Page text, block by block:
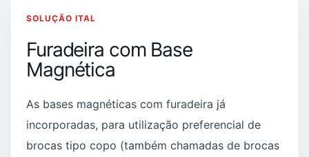
SOLUÇÃO ITAL
Furadeira com Base
Magnética
As bases magnéticas com furadeira já
incorporadas, para utilização preferencial de
brocas tipo copo (também chamadas de brocas